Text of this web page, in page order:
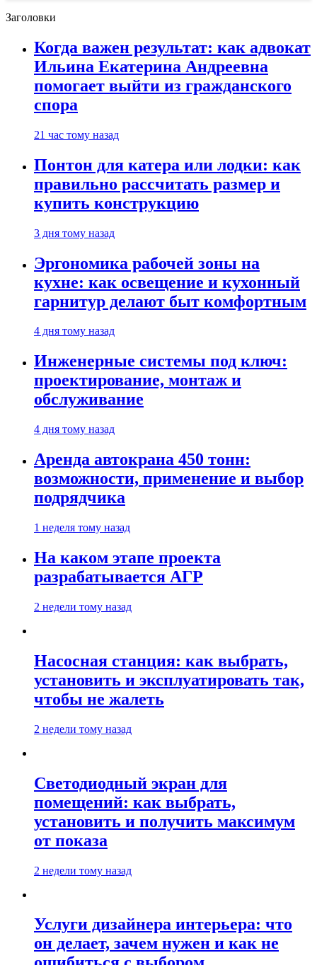
Заголовки
Когда важен результат: как адвокат
Ильина Екатерина Андреевна
помогает выйти из гражданского
спора
21 час тому назад
Понтон для катера или лодки: как
правильно рассчитать размер и
купить конструкцию
3 дня тому назад
Эргономика рабочей зоны на
кухне: как освещение и кухонный
гарнитур делают быт комфортным
4 дня тому назад
Инженерные системы под ключ:
проектирование, монтаж и
обслуживание
4 дня тому назад
Аренда автокрана 450 тонн:
возможности, применение и выбор
подрядчика
1 неделя тому назад
На каком этапе проекта
разрабатывается АГР
2 недели тому назад
Насосная станция: как выбрать,
установить и эксплуатировать так,
чтобы не жалеть
2 недели тому назад
Светодиодный экран для
помещений: как выбрать,
установить и получить максимум
от показа
2 недели тому назад
Услуги дизайнера интерьера: что
он делает, зачем нужен и как не